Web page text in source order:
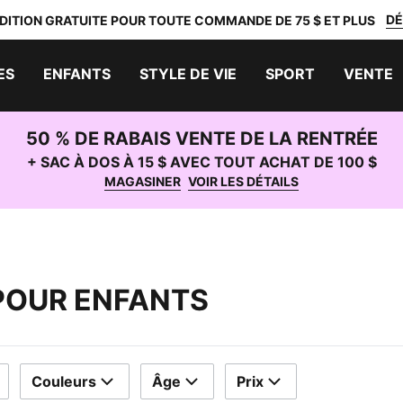
GRATUITE POUR TOUTE COMMANDE DE 75 $ ET PLUS
ENFANTS STYLE DE VIE SPORT VENTE
50 % DE RABAIS VENTE DE LA RENTRÉE
+ SAC À DOS À 15 $ AVEC TOUT ACHAT DE 100 $
MAGASINER VOIR LES DÉTAILS
ENFANTS
Couleurs Âge Prix